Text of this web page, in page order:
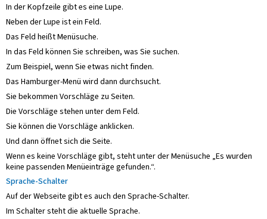
In der Kopfzeile gibt es eine Lupe.
Neben der Lupe ist ein Feld.
Das Feld heißt Menüsuche.
In das Feld können Sie schreiben, was Sie suchen.
Zum Beispiel, wenn Sie etwas nicht finden.
Das Hamburger-Menü wird dann durchsucht.
Sie bekommen Vorschläge zu Seiten.
Die Vorschläge stehen unter dem Feld.
Sie können die Vorschläge anklicken.
Und dann öffnet sich die Seite.
Wenn es keine Vorschläge gibt, steht unter der Menüsuche „Es wurden
keine passenden Menüeinträge gefunden.“.
Sprache-Schalter
Auf der Webseite gibt es auch den Sprache-Schalter.
Im Schalter steht die aktuelle Sprache.